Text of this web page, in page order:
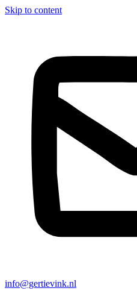
Skip to content
info@gertievink.nl